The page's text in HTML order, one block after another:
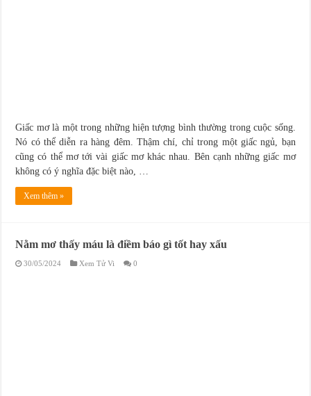
Giấc mơ là một trong những hiện tượng bình thường trong cuộc sống.
Nó có thể diễn ra hàng đêm. Thậm chí, chỉ trong một giấc ngủ, bạn
cũng có thể mơ tới vài giấc mơ khác nhau. Bên cạnh những giấc mơ
không có ý nghĩa đặc biệt nào, …
Xem thêm »
Nằm mơ thấy máu là điềm báo gì tốt hay xấu
30/05/2024 Xem Tử Vi 0